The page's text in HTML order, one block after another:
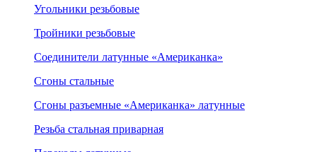
Угольники резьбовые
Тройники резьбовые
Соединители латунные «Американка»
Сгоны стальные
Сгоны разъемные «Американка» латунные
Резьба стальная приварная